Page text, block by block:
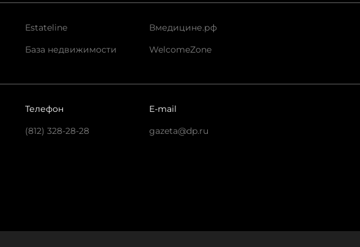
Estateline
База недвижимости
Вмедицине.рф
WelcomeZone
Телефон
(812) 328-28-28
E-mail
gazeta@dp.ru